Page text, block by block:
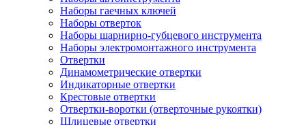
Наборы гаечных ключей
Наборы отверток
Наборы шарнирно-губцевого инструмента
Наборы электромонтажного инструмента
Отвертки
Динамометрические отвертки
Индикаторные отвертки
Крестовые отвертки
Отвертки-воротки (отверточные рукоятки)
Шлицевые отвертки